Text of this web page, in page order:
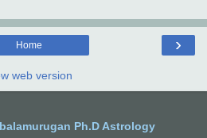
›
Home
web version
Ph.D Astrology